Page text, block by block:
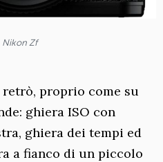
Nikon Zf
proprio come su
ghiera ISO con
ghiera dei tempi ed
a fianco di un piccolo